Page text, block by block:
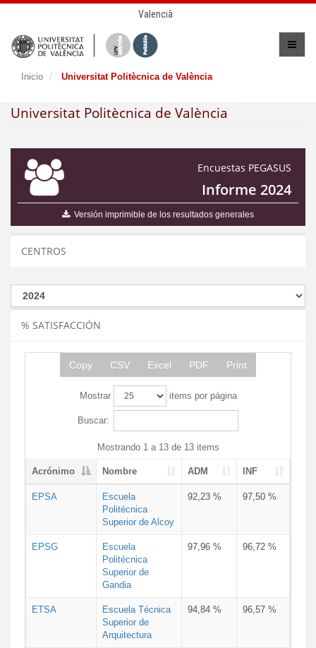
Valencià
Inicio Universitat Politècnica de València
Universitat Politècnica de València
Encuestas PEGASUS
Informe 2024
Versión imprimible de los resultados generales
CENTROS
% SATISFACCIÓN
Copy CSV Excel PDF Print
Mostrar items por página
Buscar:
Mostrando 1 a 13 de 13 items
Acrónimo Nombre ADM INF
EPSA
Escuela
Politécnica
Superior de Alcoy
92,23 % 97,50 %
EPSG
Escuela
Politécnica
Superior de
Gandia
97,96 % 96,72 %
ETSA
Escuela Técnica
Superior de
Arquitectura
94,84 % 96,57 %